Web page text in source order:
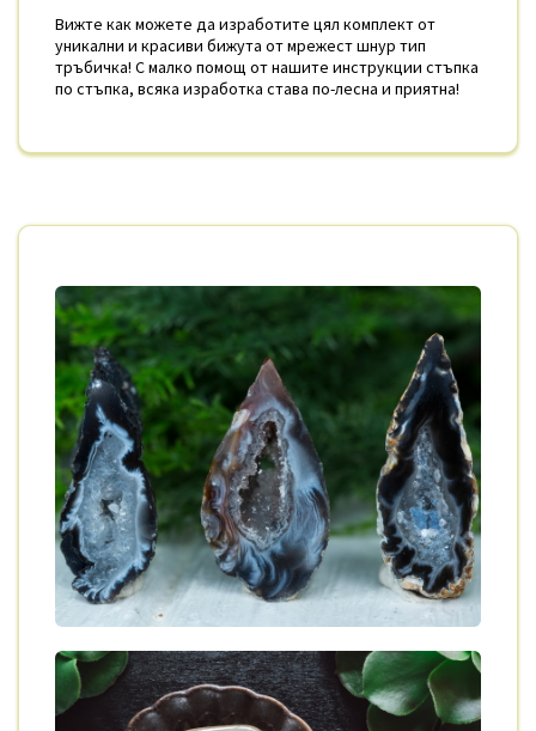
Вижте как можете да изработите цял комплект от
уникални и красиви бижута от мрежест шнур тип
тръбичка! С малко помощ от нашите инструкции стъпка
по стъпка, всяка изработка става по-лесна и приятна!